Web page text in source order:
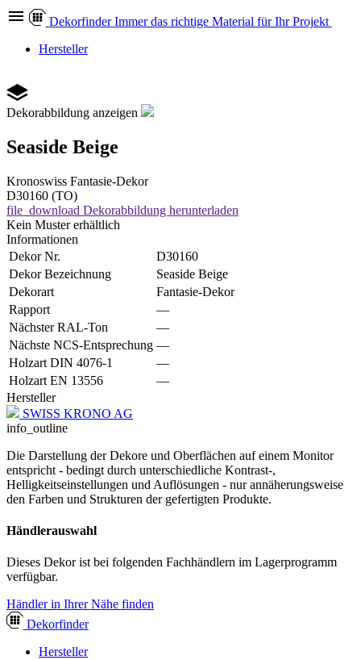
Dekorfinder Immer das richtige Material für Ihr Projekt
Hersteller
Dekorabbildung anzeigen
Seaside Beige
Kronoswiss Fantasie-Dekor
D30160 (TO)
file_download Dekorabbildung herunterladen
Kein Muster erhältlich
Informationen
Dekor Nr.
D30160
Dekor Bezeichnung
Seaside Beige
Dekorart
Fantasie-Dekor
Rapport
—
Nächster RAL-Ton
—
Nächste NCS-Entsprechung —
Holzart DIN 4076-1
—
Holzart EN 13556
—
Hersteller
SWISS KRONO AG
info_outline
Die Darstellung der Dekore und Oberflächen auf einem Monitor
entspricht - bedingt durch unterschiedliche Kontrast-,
Helligkeitseinstellungen und Auflösungen - nur annäherungsweise
den Farben und Strukturen der gefertigten Produkte.
Händlerauswahl
Dieses Dekor ist bei folgenden Fachhändlern im Lagerprogramm
verfügbar.
Händler in Ihrer Nähe finden
Dekorfinder
Hersteller